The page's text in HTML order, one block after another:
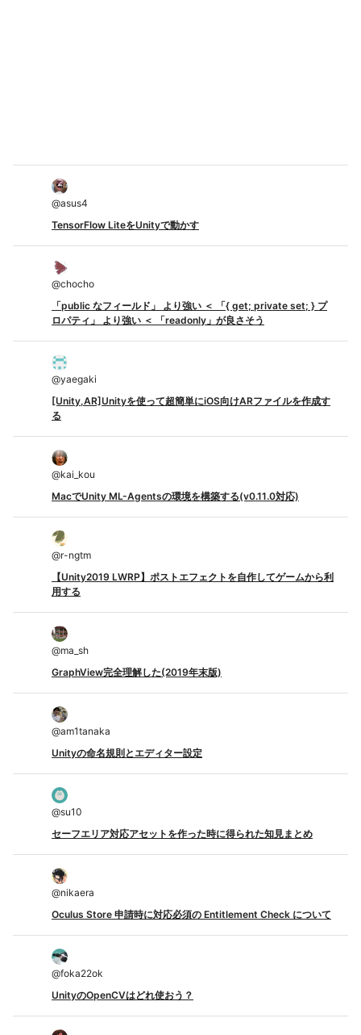
@asus4
TensorFlow LiteをUnityで動かす
@chocho
「public なフィールド」 より強い ＜ 「{ get; private set; } プ
ロパティ」 より強い ＜ 「readonly」が良さそう
@yaegaki
[Unity,AR]Unityを使って超簡単にiOS向けARファイルを作成す
る
@kai_kou
MacでUnity ML-Agentsの環境を構築する(v0.11.0対応)
@r-ngtm
【Unity2019 LWRP】ポストエフェクトを自作してゲームから利
用する
@ma_sh
GraphView完全理解した(2019年末版)
@am1tanaka
Unityの命名規則とエディター設定
@su10
セーフエリア対応アセットを作った時に得られた知見まとめ
@nikaera
Oculus Store 申請時に対応必須の Entitlement Check について
@foka22ok
UnityのOpenCVはどれ使おう？